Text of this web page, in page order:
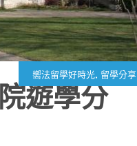
嚮法留學好時光, 留學分享
遊學分